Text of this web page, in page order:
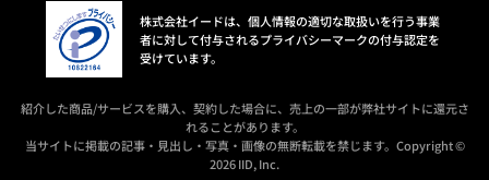
株式会社イードは、個人情報の適切な取扱いを行う事業
者に対して付与されるプライバシーマークの付与認定を
受けています。
紹介した商品/サービスを購入、契約した場合に、売上の一部が弊社サイトに還元さ
れることがあります。
当サイトに掲載の記事・見出し・写真・画像の無断転載を禁じます。Copyright ©
2026 IID, Inc.